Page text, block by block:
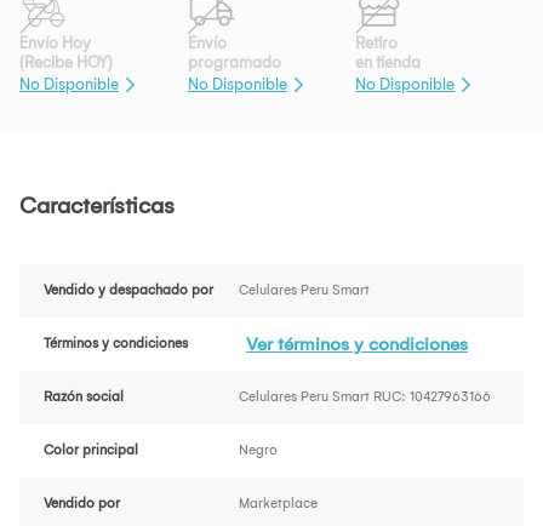
Envío Hoy
(Recibe HOY)
No Disponible
Envío
programado
No Disponible
Retiro
en tienda
No Disponible
Características
Vendido y despachado por Celulares Peru Smart
Términos y condiciones Ver términos y condiciones
Razón social Celulares Peru Smart RUC: 10427963166
Color principal Negro
Vendido por Marketplace